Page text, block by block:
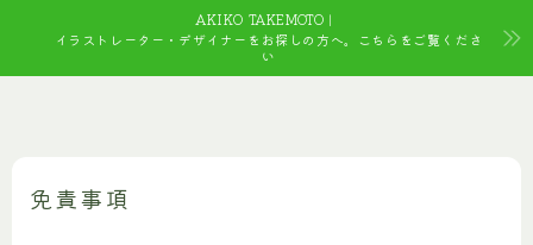
AKIKO TAKEMOTO｜
イラストレーター・デザイナーをお探しの方へ。こちらをご覧くださ
い
免責事項